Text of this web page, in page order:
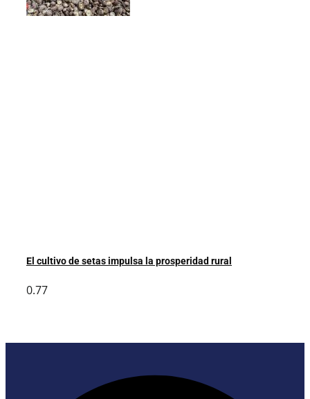
El cultivo de setas impulsa la prosperidad rural